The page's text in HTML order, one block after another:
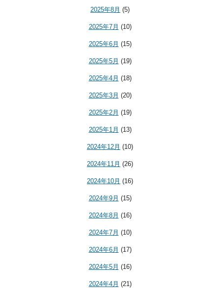
2025年8月 (5)
2025年7月 (10)
2025年6月 (15)
2025年5月 (19)
2025年4月 (18)
2025年3月 (20)
2025年2月 (19)
2025年1月 (13)
2024年12月 (10)
2024年11月 (26)
2024年10月 (16)
2024年9月 (15)
2024年8月 (16)
2024年7月 (10)
2024年6月 (17)
2024年5月 (16)
2024年4月 (21)